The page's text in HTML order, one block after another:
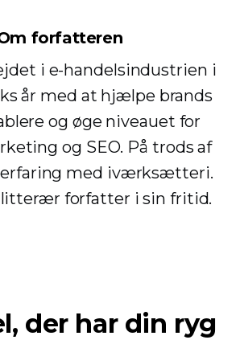
forfatteren
i e-handelsindustrien i
år med at hjælpe brands
og øge niveauet for
og SEO. På trods af
erfaring med iværksætteri.
forfatter i sin fritid.
der har din ryg